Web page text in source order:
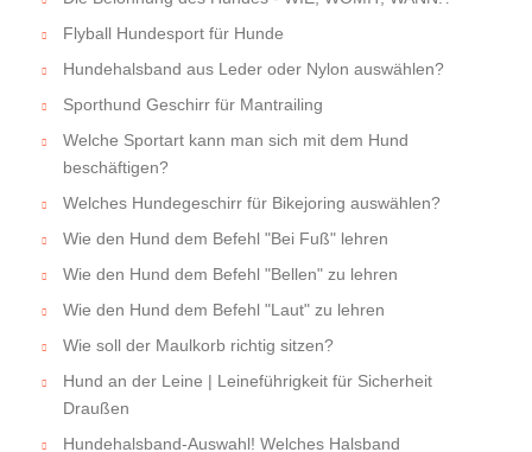
Flyball Hundesport für Hunde
Hundehalsband aus Leder oder Nylon auswählen?
Sporthund Geschirr für Mantrailing
Welche Sportart kann man sich mit dem Hund
beschäftigen?
Welches Hundegeschirr für Bikejoring auswählen?
Wie den Hund dem Befehl "Bei Fuß" lehren
Wie den Hund dem Befehl "Bellen" zu lehren
Wie den Hund dem Befehl "Laut" zu lehren
Wie soll der Maulkorb richtig sitzen?
Hund an der Leine | Leineführigkeit für Sicherheit
Draußen
Hundehalsband-Auswahl! Welches Halsband